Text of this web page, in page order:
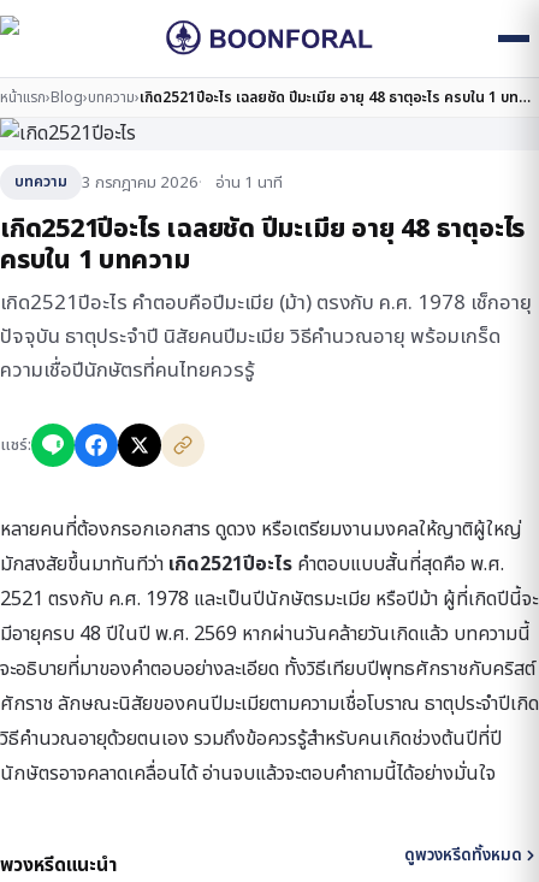
หน้าแรก›Blog›บทความ› เกิด2521ปีอะไร เฉลยชัด ปีมะเมีย อายุ 48 ธาตุอะไร ครบใน 1 บทความ
บทความ 3 กรกฎาคม 2026 อ่าน 1 นาที
เกิด2521ปีอะไร เฉลยชัด ปีมะเมีย อายุ 48 ธาตุอะไร
ครบใน 1 บทความ
เกิด2521ปีอะไร คำตอบคือปีมะเมีย (ม้า) ตรงกับ ค.ศ. 1978 เช็กอายุ
ปัจจุบัน ธาตุประจำปี นิสัยคนปีมะเมีย วิธีคำนวณอายุ พร้อมเกร็ด
ความเชื่อปีนักษัตรที่คนไทยควรรู้
แชร์:
หลายคนที่ต้องกรอกเอกสาร ดูดวง หรือเตรียมงานมงคลให้ญาติผู้ใหญ่
มักสงสัยขึ้นมาทันทีว่า เกิด2521ปีอะไร คำตอบแบบสั้นที่สุดคือ พ.ศ.
2521 ตรงกับ ค.ศ. 1978 และเป็นปีนักษัตรมะเมีย หรือปีม้า ผู้ที่เกิดปีนี้จะ
มีอายุครบ 48 ปีในปี พ.ศ. 2569 หากผ่านวันคล้ายวันเกิดแล้ว บทความนี้
จะอธิบายที่มาของคำตอบอย่างละเอียด ทั้งวิธีเทียบปีพุทธศักราชกับคริสต์
ศักราช ลักษณะนิสัยของคนปีมะเมียตามความเชื่อโบราณ ธาตุประจำปีเกิด
วิธีคำนวณอายุด้วยตนเอง รวมถึงข้อควรรู้สำหรับคนเกิดช่วงต้นปีที่ปี
นักษัตรอาจคลาดเคลื่อนได้ อ่านจบแล้วจะตอบคำถามนี้ได้อย่างมั่นใจ
พวงหรีดแนะนำ ดูพวงหรีดทั้งหมด